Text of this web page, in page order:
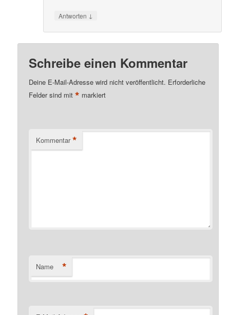
Antworten ↓
Schreibe einen Kommentar
Deine E-Mail-Adresse wird nicht veröffentlicht. Erforderliche
Felder sind mit* markiert
Kommentar *
Name *